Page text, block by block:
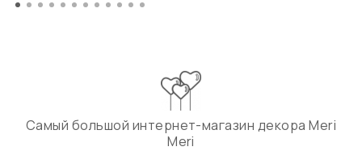
Самый большой интернет-магазин декора Meri
Meri